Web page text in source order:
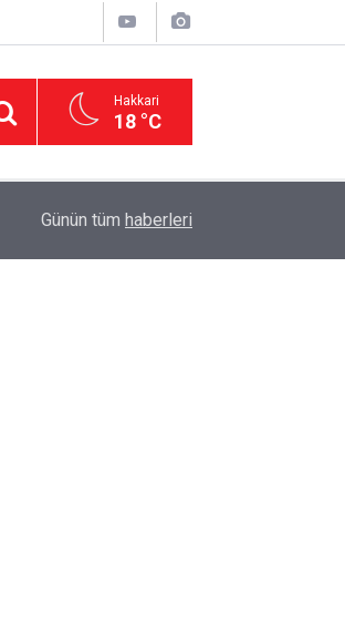
Hakkari
18 °C
3 dağ keçisi ihale ile öldürülecek
Günün tüm haberleri